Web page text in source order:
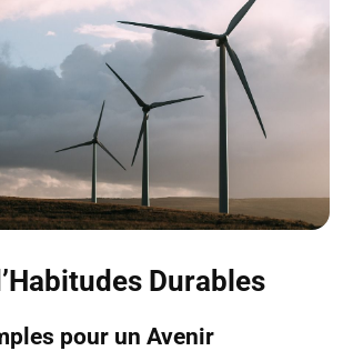
Durables
pour un Avenir